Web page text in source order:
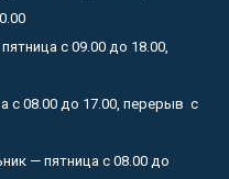
с 09.00 до 18.00,
с 08.00 до 17.00, перерыв с
— пятница с 08.00 до